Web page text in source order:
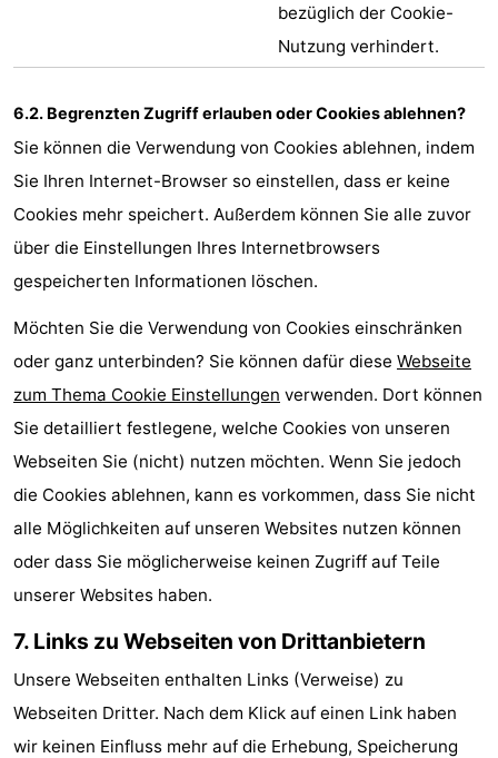
bezüglich der Cookie-
Nutzung verhindert.
6.2. Begrenzten Zugriff erlauben oder Cookies ablehnen?
Sie können die Verwendung von Cookies ablehnen, indem
Sie Ihren Internet-Browser so einstellen, dass er keine
Cookies mehr speichert. Außerdem können Sie alle zuvor
über die Einstellungen Ihres Internetbrowsers
gespeicherten Informationen löschen.
Möchten Sie die Verwendung von Cookies einschränken
oder ganz unterbinden? Sie können dafür diese Webseite
zum Thema Cookie Einstellungen verwenden. Dort können
Sie detailliert festlegene, welche Cookies von unseren
Webseiten Sie (nicht) nutzen möchten. Wenn Sie jedoch
die Cookies ablehnen, kann es vorkommen, dass Sie nicht
alle Möglichkeiten auf unseren Websites nutzen können
oder dass Sie möglicherweise keinen Zugriff auf Teile
unserer Websites haben.
7. Links zu Webseiten von Drittanbietern
Unsere Webseiten enthalten Links (Verweise) zu
Webseiten Dritter. Nach dem Klick auf einen Link haben
wir keinen Einfluss mehr auf die Erhebung, Speicherung